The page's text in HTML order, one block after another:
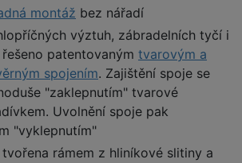
montáž bez nářadí
výztuh, zábradelních tyčí i
patentovaným tvarovým a
spojením. Zajištění spoje se
"zaklepnutím" tvarové
Uvolnění spoje pak
"vyklepnutím"
rámem z hliníkové slitiny a